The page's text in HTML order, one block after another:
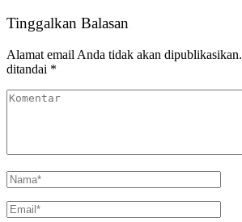
Tinggalkan Balasan
Alamat email Anda tidak akan dipublikasikan.
ditandai *